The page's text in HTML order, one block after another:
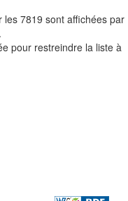
7819 sont affichées par
pour restreindre la liste à